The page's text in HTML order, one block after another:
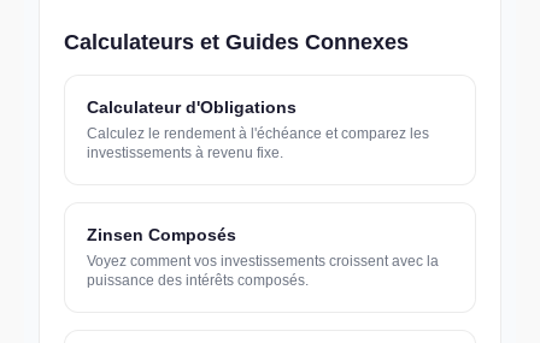
Calculateurs et Guides Connexes
Calculateur d'Obligations
Calculez le rendement à l'échéance et comparez les
investissements à revenu fixe.
Zinsen Composés
Voyez comment vos investissements croissent avec la
puissance des intérêts composés.